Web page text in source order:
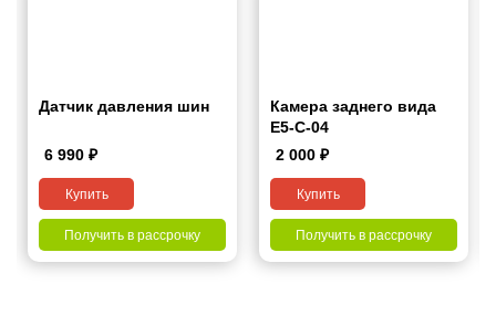
Датчик давления шин
6 990 ₽
Купить
Получить в рассрочку
Камера заднего вида
E5-C-04
2 000 ₽
Купить
Получить в рассрочку